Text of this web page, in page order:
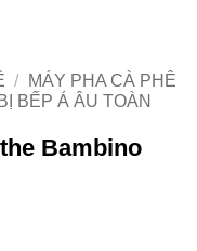
/
MÁY PHA CÀ PHÊ
BẾP Á ÂU TOÀN
Bambino